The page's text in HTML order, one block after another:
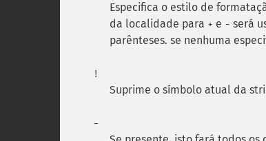
Especifica o estilo de
da localidade para + e - será
parênteses. se nenhuma
!
Suprime o símbolo atual da
-